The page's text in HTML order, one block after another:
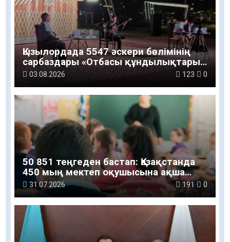
Қызылордада 5547 әскери бөлімінің
сарбаздары «Отбасы құндылықтары
– ұлт болашағы» атты рухани-мәдени
03.08.2026 123 0
50 851 теңгеден бастап: Қазақстанда
450 мың мектеп оқушысына ақша
беріледі
31.07.2026 191 0